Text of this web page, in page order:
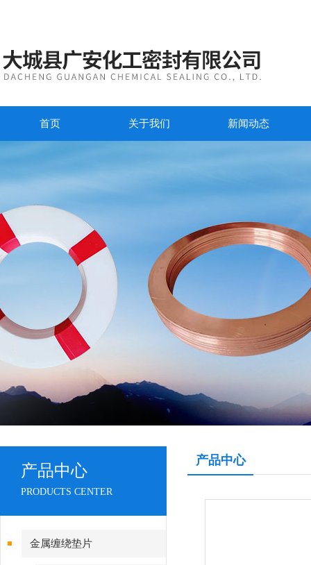
首页 关于我们 新闻动态
产品中心
PRODUCTS CENTER
金属缠绕垫片
产品中心